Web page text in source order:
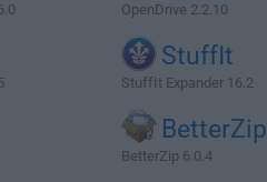
OpenDrive 2.2.10
StuffIt
StuffIt Expander 16.2
BetterZip
BetterZip 6.0.4